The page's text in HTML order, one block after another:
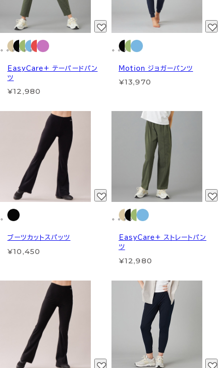
EasyCare+ テーパードパン
ツ
¥12,980
Motion ジョガーパンツ
¥13,970
ブーツカットスパッツ
¥10,450
EasyCare+ ストレートパン
ツ
¥12,980